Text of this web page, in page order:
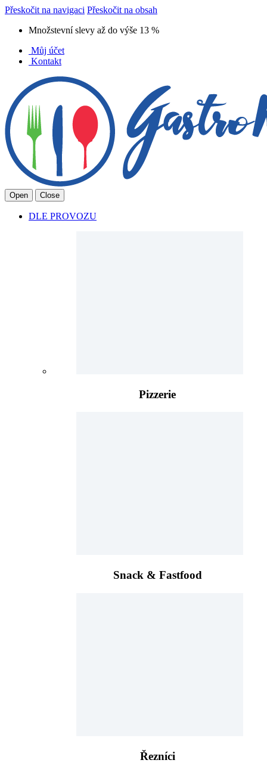
Přeskočit na navigaci Přeskočit na obsah
Množstevní slevy až do výše 13 %
Můj účet
Kontakt
Open Close
DLE PROVOZU
Pizzerie
Snack & Fastfood
Řezníci